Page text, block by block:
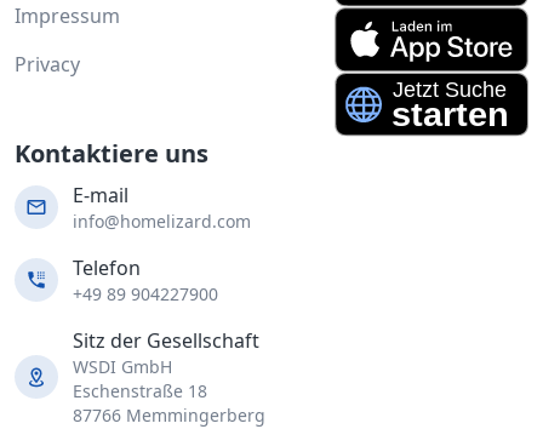
Impressum
Privacy
Kontaktiere uns
E-mail
info@homelizard.com
Telefon
+49 89 904227900
Sitz der Gesellschaft
WSDI GmbH
Eschenstraße 18
87766 Memmingerberg